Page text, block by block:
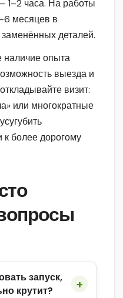
1–2 часа. На работы
месяцев в
деталей.
опыта
выезда и
визит:
или многократные
к более дорогому
запуск,
крутит?